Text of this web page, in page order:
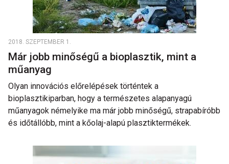
2018. SZEPTEMBER 1.
Már jobb minőségű a bioplasztik, mint a
műanyag
Olyan innovációs előrelépések történtek a
bioplasztikiparban, hogy a természetes alapanyagú
műanyagok némelyike ma már jobb minőségű, strapabíróbb
és időtállóbb, mint a kőolaj-alapú plasztiktermékek.